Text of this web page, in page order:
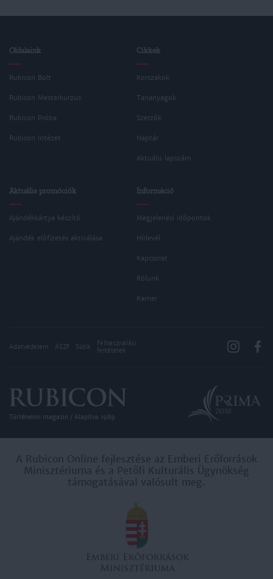
Oldalaink
Rubicon Bolt
Rubicon Mesterkurzus
Rubicon Próba
Rubicon Intézet
Cikkek
Korszakok
Tananyagok
Szerzők
Naptár
Aktuális lapszám
Aktuális promóciók
Ajándékkártya készítő
Ajándék előfizetés aktiválása
Információ
Megjelenési időpontok
Hírlevél
Kapcsolat
Rólunk
Karrier
Adatvédelem ÁSZF Sütik
Felhasználási
feltételek
Történelmi magazin / Alapítva 1989
A Rubicon Online fejlesztése az Emberi Erőforrások
Minisztériuma és a Petőfi Kulturális Ügynökség
támogatásával valósult meg.